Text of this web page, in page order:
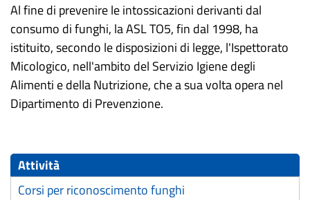
Al fine di prevenire le intossicazioni derivanti dal
consumo di funghi, la ASL TO5, fin dal 1998, ha
istituito, secondo le disposizioni di legge, l'Ispettorato
Micologico, nell'ambito del Servizio Igiene degli
Alimenti e della Nutrizione, che a sua volta opera nel
Dipartimento di Prevenzione.
Attività
Corsi per riconoscimento funghi